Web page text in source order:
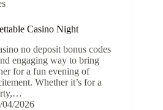
Casino Night
no deposit bonus codes
engaging way to bring
for a fun evening of
Whether it’s for a
04/2026